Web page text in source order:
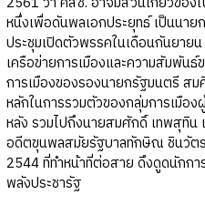
หนึ่งเพื่อดันพลเอกประยุทธ์ เป็นนา
ประชุมเปิดตัวพรรคในเดือนกันยาย
เครือข่ายการเมืองและความสัมพันธ์
การเมืองของรองนายกรัฐมนตรี ส
หลักในการรวมตัวของกลุ่มการเมือ
หลัง รวมไปถึงนายสมศักดิ์ เทพสุทิน
อดีตขุนพลสมัยรัฐบาลทักษิณ ชินวัต
2544 ที่ทำหน้าที่ต่อสาย ดึงดูดนักกา
พลังประชารัฐ